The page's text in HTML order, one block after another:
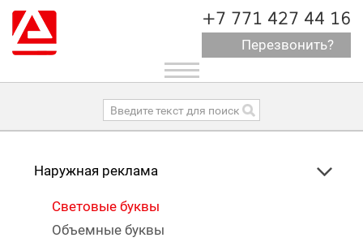
+7 771 427 44 16
Перезвонить?
Toggle
navigation
Наружная реклама
Световые буквы
Объемные буквы